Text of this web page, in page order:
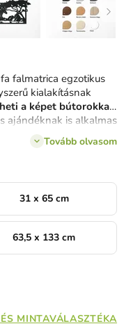
falmatrica egzotikus
kialakításnak
a képet bútorokkal
ajándéknak is alkalmas
vagy kollégáknak.
Tovább olvasom
31 x 65 cm
63,5 x 133 cm
MINTAVÁLASZTÉKA